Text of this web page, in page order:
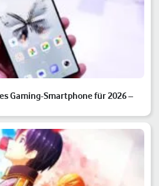
Gaming-Smartphone für 2026 –